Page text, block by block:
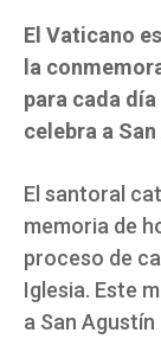
El Vaticano
la
para cada
celebra a
El santoral
memoria de
proceso de
Iglesia. Este
a San